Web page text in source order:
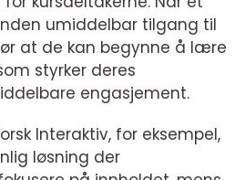
umiddelbar tilgang til
at de kan begynne å lære
styrker deres
engasjement.
Interaktiv, for eksempel,
løsning der